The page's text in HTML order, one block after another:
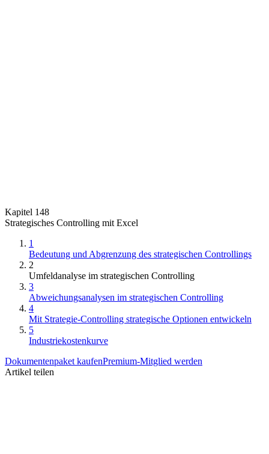
Kapitel 148
Strategisches Controlling mit Excel
1
Bedeutung und Abgrenzung des strategischen Controllings
2
Umfeldanalyse im strategischen Controlling
3
Abweichungsanalysen im strategischen Controlling
4
Mit Strategie-Controlling strategische Optionen entwickeln
5
Industriekostenkurve
Dokumentenpaket kaufenPremium-Mitglied werden
Artikel teilen